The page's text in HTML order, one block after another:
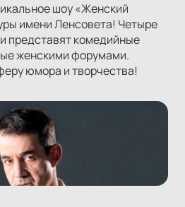
шоу «Женский
имени Ленсовета! Четыре
представят комедийные
женскими форумами.
юмора и творчества!